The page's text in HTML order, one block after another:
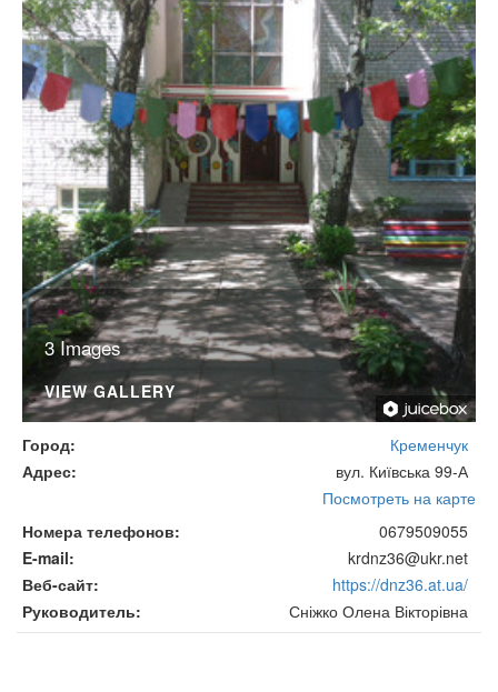
3 Images
VIEW GALLERY
Город
Кременчук
Адрес
вул. Київська 99-А
Посмотреть на карте
Номера телефонов
0679509055
E-mail
krdnz36@ukr.net
Веб-сайт
https://dnz36.at.ua/
Руководитель
Сніжко Олена Вікторівна